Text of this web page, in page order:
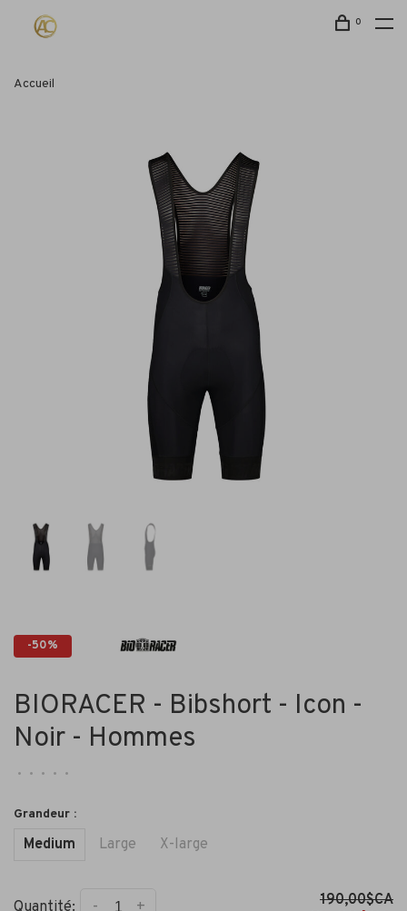
0
Accueil
-50%
BIORACER - Bibshort - Icon -
Noir - Hommes
• • • • •
Grandeur :
Medium Large X-large
+
- 190,00$CA